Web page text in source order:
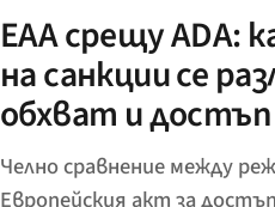
EAA срещу ADA:
на санкции се
обхват и достъп
Челно сравнение между
Европейския акт за